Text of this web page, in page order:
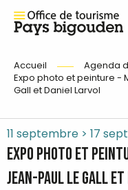
Accueil
Agenda
Expo photo et peinture -
Gall et Daniel Larvol
11 septembre > 17
Expo photo et
Jean-Paul Le Gall